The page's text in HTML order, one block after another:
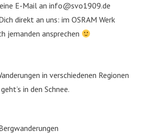
E-Mail an info@svo1909.de
direkt an uns: im OSRAM Werk
jemanden ansprechen
in verschiedenen Regionen
in den Schnee.